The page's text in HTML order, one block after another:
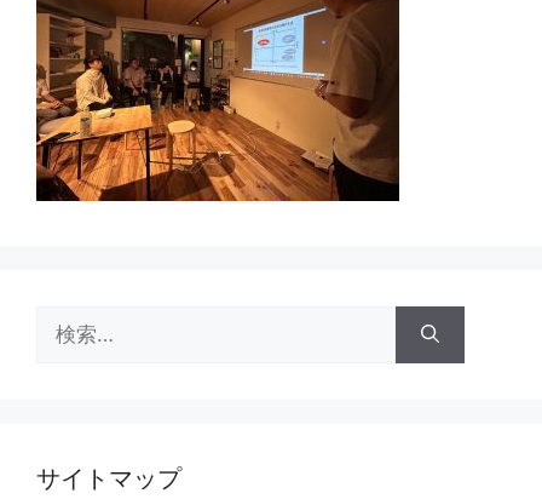
索:
サイトマップ